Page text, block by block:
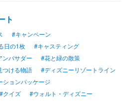
ト
#キャンペーン
日の1枚
#キャスティング
ンバサダー
#花と緑の散策
つける物語
#ディズニーリゾートライン
ションパッケージ
#クイズ #ウォルト・ディズニー